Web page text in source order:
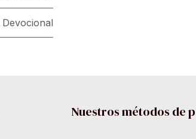
Devocional
Nuestros métodos de